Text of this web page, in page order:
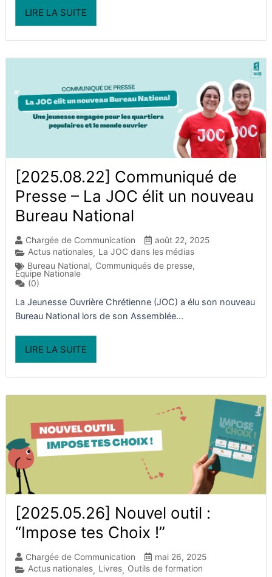
LIRE LA SUITE
[2025.08.22] Communiqué de
Presse – La JOC élit un nouveau
Bureau National
Chargée de Communication
août 22, 2025
Actus nationales, La JOC dans les médias
Bureau National, Communiqués de presse,
Equipe Nationale
(0)
La Jeunesse Ouvrière Chrétienne (JOC) a élu son nouveau
Bureau National lors de son Assemblée...
LIRE LA SUITE
[2025.05.26] Nouvel outil :
“Impose tes Choix !”
Chargée de Communication
mai 26, 2025
Actus nationales, Livres, Outils de formation